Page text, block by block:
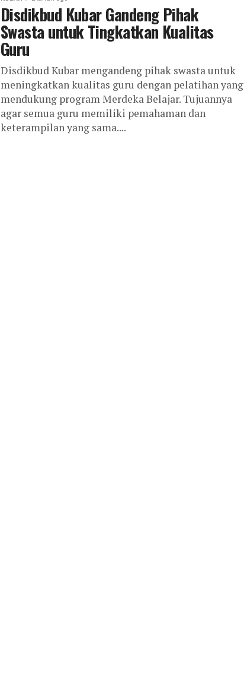
Disdikbud Kubar Gandeng Pihak
Swasta untuk Tingkatkan Kualitas
Guru
Disdikbud Kubar mengandeng pihak swasta untuk
meningkatkan kualitas guru dengan pelatihan yang
mendukung program Merdeka Belajar. Tujuannya
agar semua guru memiliki pemahaman dan
keterampilan yang sama....